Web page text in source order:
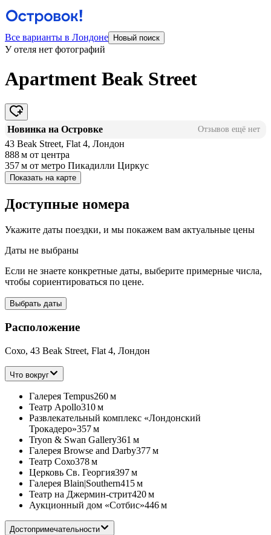
Все варианты в Лондоне Новый поиск
У отеля нет фотографий
Apartment Beak Street
Новинка на Островке Отзывов ещё нет
43 Beak Street, Flat 4, Лондон
888 м от центра
357 м от метро Пикадилли Циркус
Показать на карте
Доступные номера
Укажите даты поездки, и мы покажем вам актуальные цены
Даты не выбраны
Если не знаете конкретные даты, выберите примерные числа,
чтобы сориентироваться по цене.
Выбрать даты
Расположение
Сохо, 43 Beak Street, Flat 4, Лондон
Что вокруг
Галерея Tempus260 м
Театр Apollo310 м
Развлекательный комплекс «Лондонский
Трокадеро»357 м
Tryon & Swan Gallery361 м
Галерея Browse and Darby377 м
Театр Сохо378 м
Церковь Св. Георгия397 м
Галерея Blain|Southern415 м
Театр на Джермин-стрит420 м
Аукционный дом «Сотбис»446 м
Достопримечательности